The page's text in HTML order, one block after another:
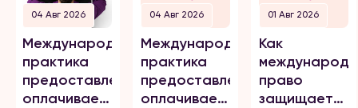
04 Авг 2026
Международная
практика
предоставления
оплачиваемого
04 Авг 2026
Международная
практика
предоставления
оплачиваемого
01 Авг 2026
Как
право
защищает